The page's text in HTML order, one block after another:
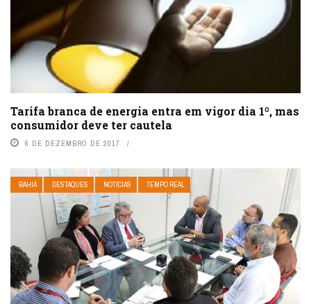
Tarifa branca de energia entra em vigor dia 1º, mas
consumidor deve ter cautela
6 DE DEZEMBRO DE 2017
BAHIA DESTAQUES NOTÍCIAS TEMPO REAL